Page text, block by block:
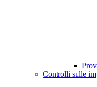
Controlli sulle